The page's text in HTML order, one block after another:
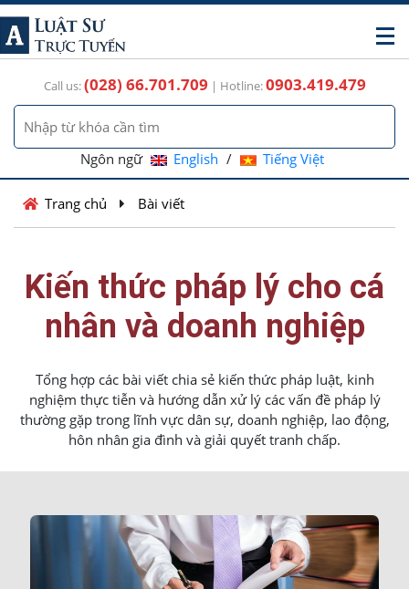
Call us:(028) 66.701.709 | Hotline:0903.419.479
Ngôn ngữ English / Tiếng Việt
Trang chủ Bài viết
Kiến thức pháp lý cho cá
nhân và doanh nghiệp
Tổng hợp các bài viết chia sẻ kiến thức pháp luật, kinh
nghiệm thực tiễn và hướng dẫn xử lý các vấn đề pháp lý
thường gặp trong lĩnh vực dân sự, doanh nghiệp, lao động,
hôn nhân gia đình và giải quyết tranh chấp.